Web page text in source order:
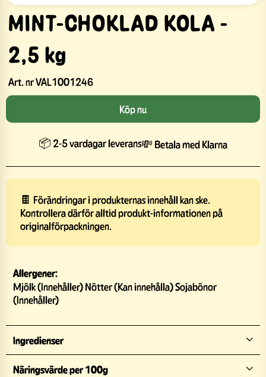
MINT-CHOKLAD KOLA -
2,5 kg
Art. nrVAL1001246
Köp nu
📦 2-5 vardagar leverans💸 Betala med Klarna
🍫 Förändringar i produkternas innehåll kan ske.
Kontrollera därför alltid produkt-informationen på
originalförpackningen.
Allergener:
Mjölk (Innehåller) Nötter (Kan innehålla) Sojabönor
(Innehåller)
Ingredienser
Näringsvärde per 100g